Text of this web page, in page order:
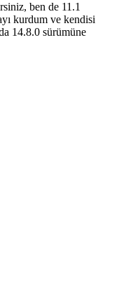
ben de 11.1
kurdum ve kendisi
14.8.0 sürümüne